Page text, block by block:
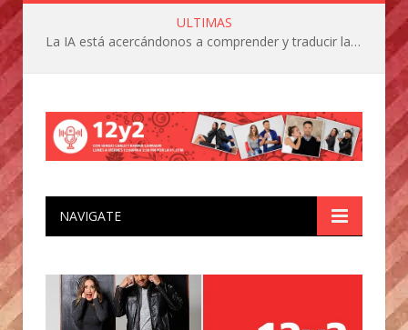
ULTIMAS
La IA está acercándonos a comprender y traducir las vocalizaciones y comportamientos de nuestras mascotas
NAVIGATE